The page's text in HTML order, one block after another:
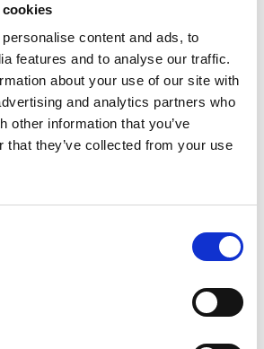
content and ads, to
features and to analyse our traffic.
about your use of our site with
and analytics partners who
other information that you’ve
that they’ve collected from your use
te schakelen
niet overweldigd raken door
Stroomlijn de
met Speakap in het middelpunt.
(maar beslist!) door:
van universele links en QR-codes
communicatie over deadlines en